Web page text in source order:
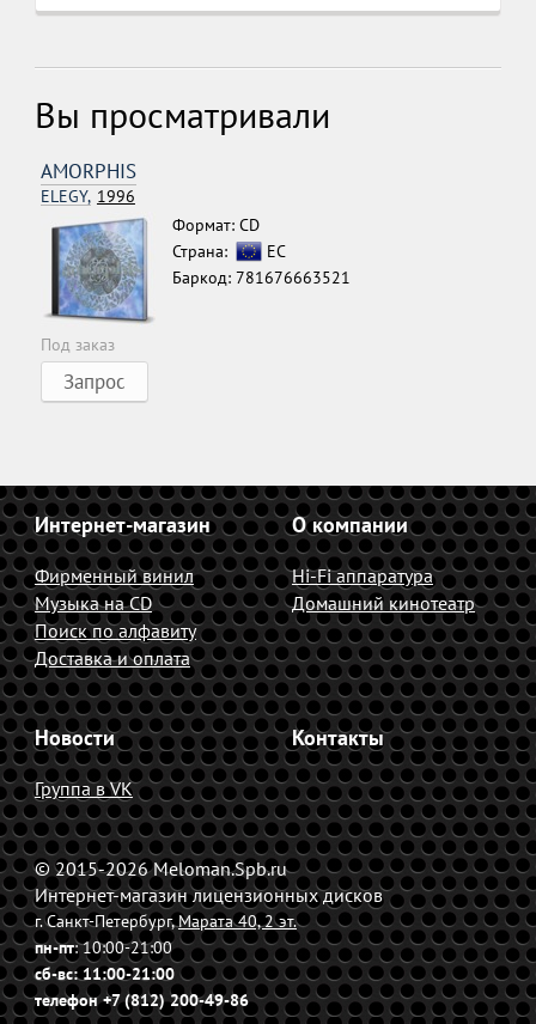
Вы просматривали
AMORPHIS
ELEGY, 1996
Формат: CD
Страна:
ЕС
Баркод: 781676663521
Под заказ
Запрос
Интернет-магазин
Фирменный винил
Музыка на CD
Поиск по алфавиту
Доставка и оплата
О компании
Hi-Fi аппаратура
Домашний кинотеатр
Новости
Группа в VK
Контакты
© 2015-2026 Meloman.Spb.ru
Интернет-магазин лицензионных дисков
г. Санкт-Петербург,Марата 40, 2 эт.
пн-пт: 10:00-21:00
сб-вс: 11:00-21:00
телефон +7 (812) 200-49-86